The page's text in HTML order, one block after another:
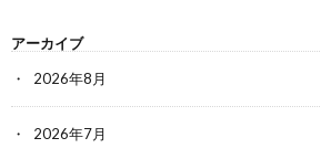
アーカイブ
2026年8月
2026年7月